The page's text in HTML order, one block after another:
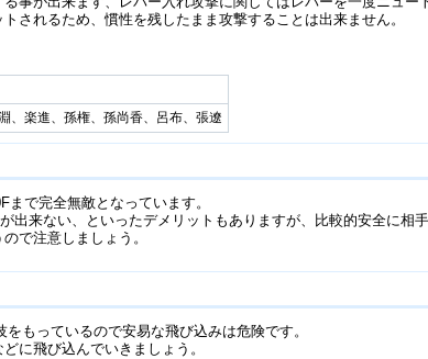
されるため、慣性を残したまま攻撃することは出来ません。
、楽進、孫権、孫尚香、呂布、張遼
で完全無敵となっています。
出来ない、といったデメリットもありますが、比較的安全に相
で注意しましょう。
もっているので安易な飛び込みは危険です。
に飛び込んでいきましょう。